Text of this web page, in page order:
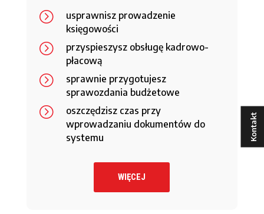
=
usprawnisz prowadzenie
księgowości
=
przyspieszysz obsługę kadrowo-
płacową
=
sprawnie przygotujesz
sprawozdania budżetowe
=
oszczędzisz czas przy
wprowadzaniu dokumentów do
systemu
WIĘCEJ
Kontakt